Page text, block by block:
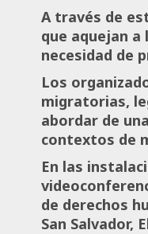
A través de
que aquejan
necesidad de
Los
migratorias,
abordar de
contextos de
En las
de derechos
San Salvador,